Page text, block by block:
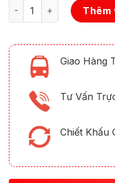
Số lượng Thêm
Giao Hàng
Tư Vấn
Chiết Khấu